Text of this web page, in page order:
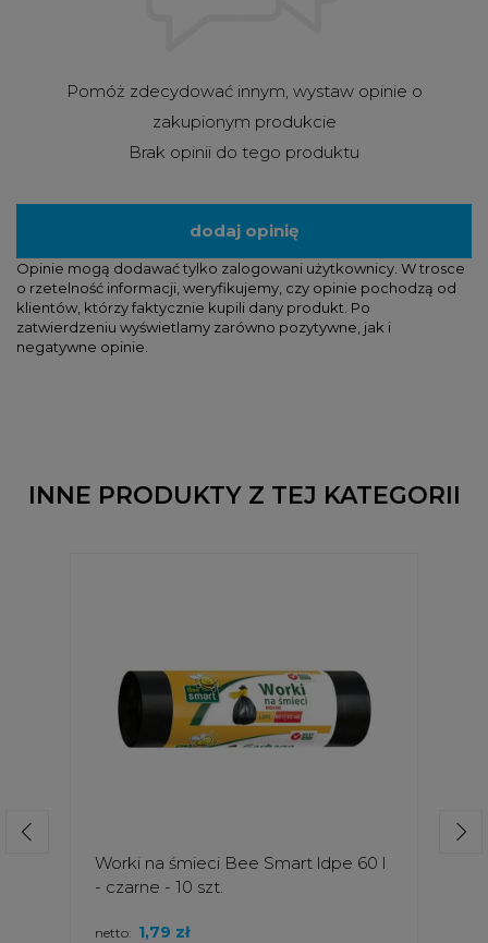
Pomóż zdecydować innym, wystaw opinie o
zakupionym produkcie
Brak opinii do tego produktu
dodaj opinię
Opinie mogą dodawać tylko zalogowani użytkownicy. W trosce
o rzetelność informacji, weryfikujemy, czy opinie pochodzą od
klientów, którzy faktycznie kupili dany produkt. Po
zatwierdzeniu wyświetlamy zarówno pozytywne, jak i
negatywne opinie.
INNE PRODUKTY Z TEJ KATEGORII
Worki na śmieci Bee Smart ldpe 60 l
- czarne - 10 szt.
netto: 1,79 zł